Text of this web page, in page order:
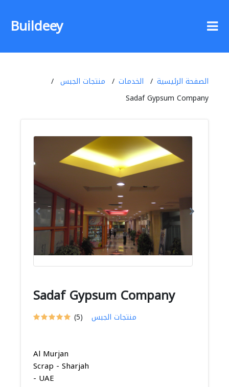
Buildeey
الصفحة الرئيسية الخدمات
منتجات الجبس
Sadaf Gypsum Company
Sadaf Gypsum Company
(5) منتجات الجبس
Al Murjan
Scrap - Sharjah
- UAE